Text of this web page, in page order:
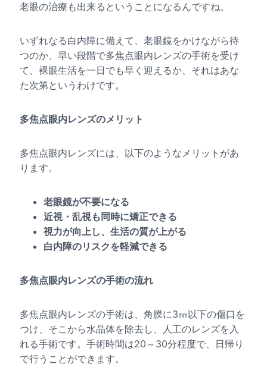
老眼の治療も出来るということになるんですね。
いずれなる白内障に備えて、老眼鏡をかけながら待
つのか、早い段階で多焦点眼内レンズの手術を受け
て、裸眼生活を一日でも早く迎えるか、それはあな
た次第というわけです。
多焦点眼内レンズのメリット
多焦点眼内レンズには、以下のようなメリットがあ
ります。
老眼鏡が不要になる
近視・乱視も同時に矯正できる
視力が向上し、生活の質が上がる
白内障のリスクを軽減できる
多焦点眼内レンズの手術の流れ
多焦点眼内レンズの手術は、角膜に3㎜以下の傷口を
つけ、そこから水晶体を除去し、人工のレンズを入
れる手術です。手術時間は20～30分程度で、日帰り
で行うことができます。